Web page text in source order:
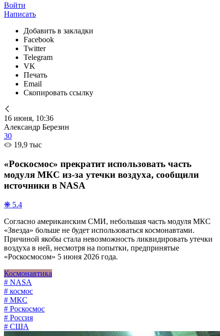
Войти
Написать
Добавить в закладки
Facebook
Twitter
Telegram
VK
Печать
Email
Скопировать ссылку
16 июня, 10:36
Александр Березин
30
19,9 тыс
«Роскосмос» прекратит использовать часть
модуля МКС из-за утечки воздуха, сообщили
источники в NASA
❋ 5.4
Согласно американским СМИ, небольшая часть модуля МКС
«Звезда» больше не будет использоваться космонавтами.
Причиной якобы стала невозможность ликвидировать утечки
воздуха в ней, несмотря на попытки, предпринятые
«Роскосмосом» 5 июня 2026 года.
Космонавтика
# NASA
# космос
# МКС
# Роскосмос
# Россия
# США